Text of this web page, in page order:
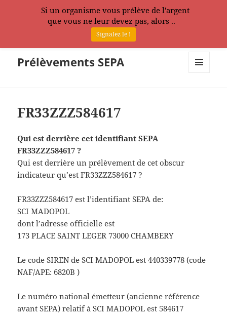
Prélèvements SEPA
FR33ZZZ584617
Qui est derrière cet identifiant SEPA
FR33ZZZ584617 ?
Qui est derrière un prélèvement de cet obscur
indicateur qu’est FR33ZZZ584617 ?
FR33ZZZ584617 est l’identifiant SEPA de:
SCI MADOPOL
dont l’adresse officielle est
173 PLACE SAINT LEGER 73000 CHAMBERY
Le code SIREN de SCI MADOPOL est 440339778 (code
NAF/APE: 6820B )
Le numéro national émetteur (ancienne référence
avant SEPA) relatif à SCI MADOPOL est 584617
Si un organisme vous prélève de l'argent
que vous ne leur devez pas, alors ..
Signalez le !